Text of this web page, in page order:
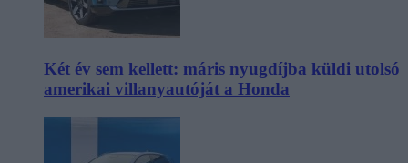
Két év sem kellett: máris nyugdíjba küldi utolsó
amerikai villanyautóját a Honda